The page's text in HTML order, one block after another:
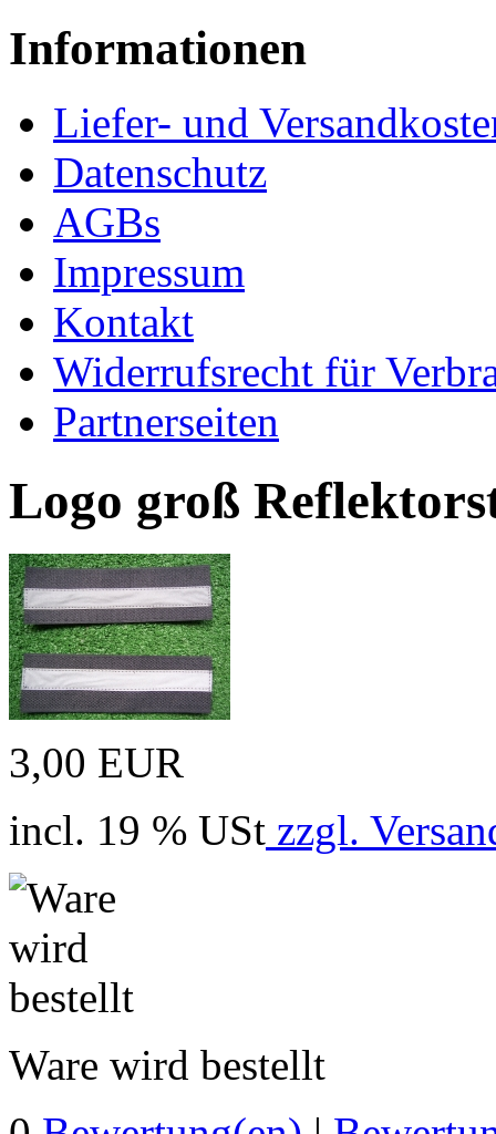
Informationen
Liefer- und
Datenschutz
AGBs
Impressum
Kontakt
Widerrufsrecht für
Partnerseiten
Logo groß
3,00 EUR
incl. 19 % USt zzgl.
Ware wird bestellt